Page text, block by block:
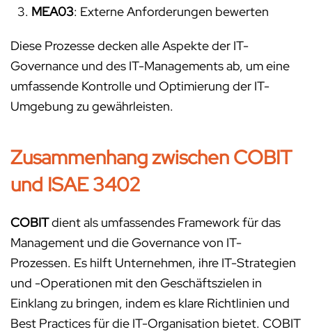
MEA03: Externe Anforderungen bewerten
Diese Prozesse decken alle Aspekte der IT-
Governance und des IT-Managements ab, um eine
umfassende Kontrolle und Optimierung der IT-
Umgebung zu gewährleisten.
Zusammenhang zwischen COBIT
und ISAE 3402
COBITdient als umfassendes Framework für das
Management und die Governance von IT-
Prozessen. Es hilft Unternehmen, ihre IT-Strategien
und -Operationen mit den Geschäftszielen in
Einklang zu bringen, indem es klare Richtlinien und
Best Practices für die IT-Organisation bietet. COBIT